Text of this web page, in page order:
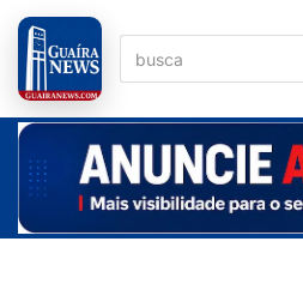
Pular
para
o
conteúdo